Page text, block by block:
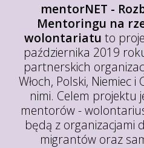
mentorNET -
Mentoringu na
wolontariatu to
października 2019
partnerskich
Włoch, Polski, Niemiec
nimi. Celem projektu
mentorów -
będą z organizacjami
migrantów oraz